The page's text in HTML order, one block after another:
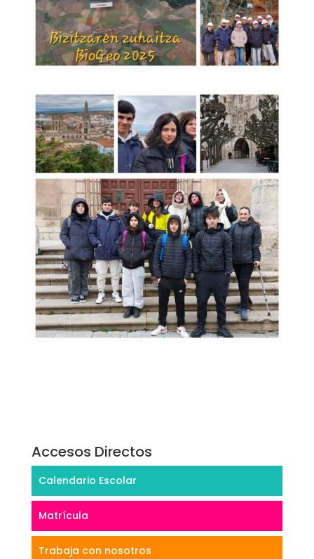
Accesos Directos
Calendario Escolar
Matrícula
Trabaja con nosotros